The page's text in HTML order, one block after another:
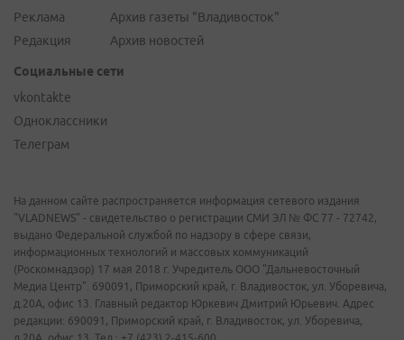
Реклама
Редакция
Архив газеты "Владивосток"
Архив новостей
Социальные сети
vkontakte
Одноклассники
Телеграм
На данном сайте распространяется информация сетевого издания
"VLADNEWS" - свидетельство о регистрации СМИ ЭЛ № ФС 77 - 72742,
выдано Федеральной службой по надзору в сфере связи,
информационных технологий и массовых коммуникаций
(Роскомнадзор) 17 мая 2018 г. Учредитель ООО "Дальневосточный
Медиа Центр". 690091, Приморский край, г. Владивосток, ул. Уборевича,
д.20А, офис 13. Главный редактор Юркевич Дмитрий Юрьевич. Адрес
редакции: 690091, Приморский край, г. Владивосток, ул. Уборевича,